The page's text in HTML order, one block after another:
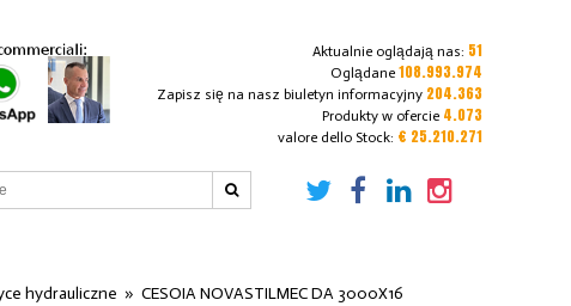
Aktualnie oglądają nas: 51
Oglądane 108.993.974
Zapisz się na nasz biuletyn informacyjny 204.363
Produkty w ofercie 4.073
valore dello Stock: € 25.210.271
hydrauliczne »CESOIA NOVASTILMEC DA 3000X16